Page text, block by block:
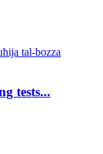
tests...